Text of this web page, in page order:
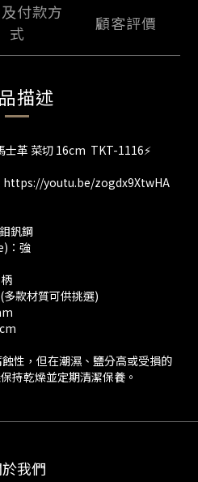
付款方
式
顧客評價
描述
士革 菜切 16cm TKT-1116⚡
https://youtu.be/zogdx9XtwHA
釩鋼
：強
款材質可供挑選)
性，但在潮濕、鹽分高或受損的
持乾燥並定期清潔保養。
我們